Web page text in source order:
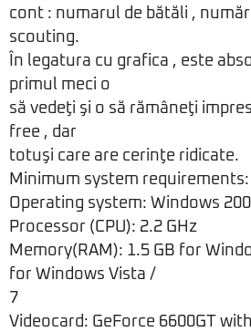
cont : numarul de bătăli ,
scouting.
În legatura cu grafica , este
primul meci o
să vedeţi şi o să rămâneţi
free , dar
totuşi care are cerinţe ridicate.
Minimum system requirements:
Operating system: Windows
Processor (CPU): 2.2 GHz
Memory(RAM): 1.5 GB for
for Windows Vista /
7
Videocard: GeForce 6600GT